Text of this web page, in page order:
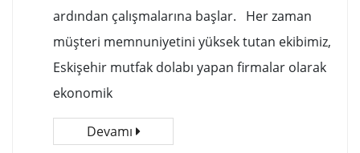
ardından çalışmalarına başlar. Her zaman
müşteri memnuniyetini yüksek tutan ekibimiz,
Eskişehir mutfak dolabı yapan firmalar olarak
ekonomik
Devamı